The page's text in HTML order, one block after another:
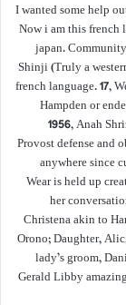
I wanted some help
Now i am this french
japan.
Shinji (Truly a
french language. 17,
Hampden or
1956, Anah
Provost defense and
anywhere since
Wear is held up
her
Christena akin to
Orono; Daughter,
lady’s groom,
Gerald Libby